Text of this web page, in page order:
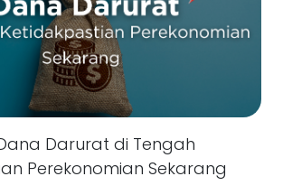
Darurat di Tengah
Perekonomian Sekarang